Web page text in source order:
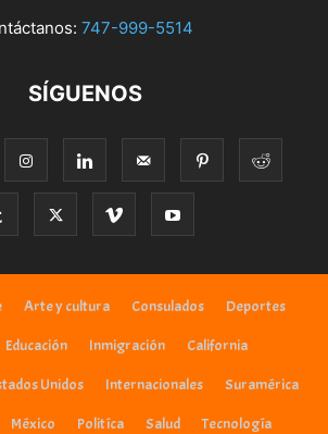
747-999-5514
SÍGUENOS
Arte y cultura Consulados Deportes
Educación Inmigración California
Unidos Internacionales Suramérica
México Politíca Salud Tecnología